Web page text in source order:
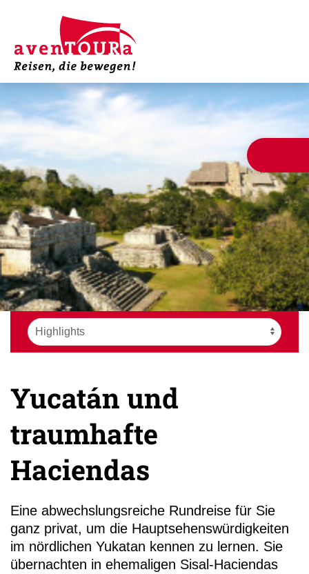
Yucatán und
traumhafte
Haciendas
Eine abwechslungsreiche Rundreise für Sie
ganz privat, um die Hauptsehenswürdigkeiten
im nördlichen Yukatan kennen zu lernen. Sie
übernachten in ehemaligen Sisal-Haciendas